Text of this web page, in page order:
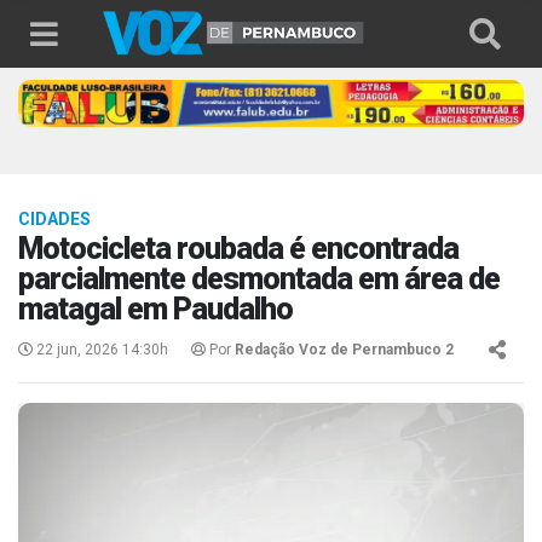
CIDADES
Motocicleta roubada é encontrada
parcialmente desmontada em área de
matagal em Paudalho
22 jun, 2026 14:30h Por Redação Voz de Pernambuco 2